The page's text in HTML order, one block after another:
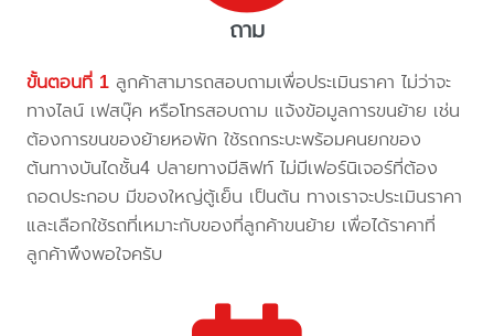
ถาม
ขั้นตอนที่ 1 ลูกค้าสามารถสอบถามเพื่อประเมินราคา ไม่ว่าจะ
ทางไลน์ เฟสบุ๊ค หรือโทรสอบถาม แจ้งข้อมูลการขนย้าย เช่น
ต้องการขนของย้ายหอพัก ใช้รถกระบะพร้อมคนยกของ
ต้นทางบันไดชั้น4 ปลายทางมีลิฟท์ ไม่มีเฟอร์นิเจอร์ที่ต้อง
ถอดประกอบ มีของใหญ่ตู้เย็น เป็นต้น ทางเราจะประเมินราคา
และเลือกใช้รถที่เหมาะกับของที่ลูกค้าขนย้าย เพื่อได้ราคาที่
ลูกค้าพึงพอใจครับ